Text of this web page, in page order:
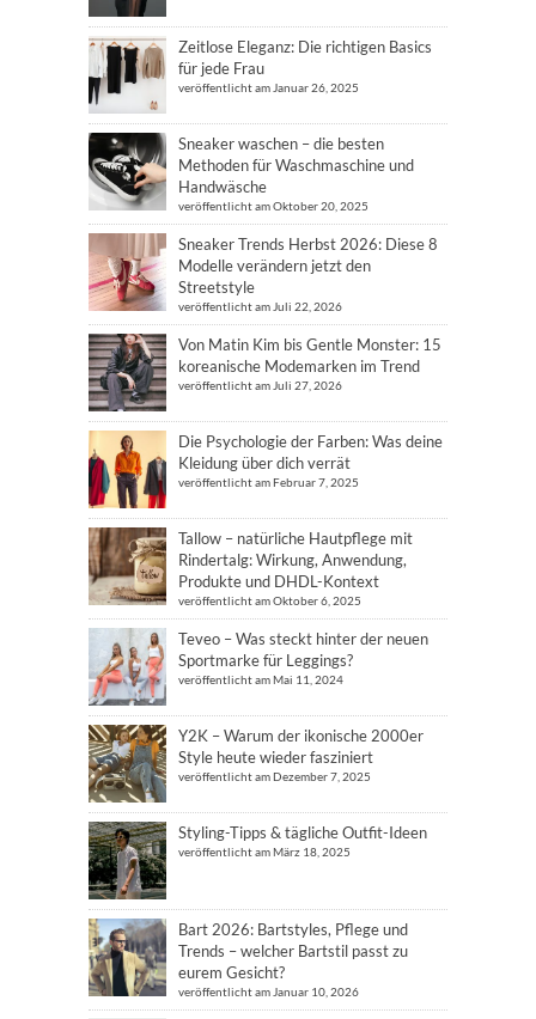
Zeitlose Eleganz: Die richtigen Basics
für jede Frau
veröffentlicht am Januar 26, 2025
Sneaker waschen – die besten
Methoden für Waschmaschine und
Handwäsche
veröffentlicht am Oktober 20, 2025
Sneaker Trends Herbst 2026: Diese 8
Modelle verändern jetzt den
Streetstyle
veröffentlicht am Juli 22, 2026
Von Matin Kim bis Gentle Monster: 15
koreanische Modemarken im Trend
veröffentlicht am Juli 27, 2026
Die Psychologie der Farben: Was deine
Kleidung über dich verrät
veröffentlicht am Februar 7, 2025
Tallow – natürliche Hautpflege mit
Rindertalg: Wirkung, Anwendung,
Produkte und DHDL-Kontext
veröffentlicht am Oktober 6, 2025
Teveo – Was steckt hinter der neuen
Sportmarke für Leggings?
veröffentlicht am Mai 11, 2024
Y2K – Warum der ikonische 2000er
Style heute wieder fasziniert
veröffentlicht am Dezember 7, 2025
Styling-Tipps & tägliche Outfit-Ideen
veröffentlicht am März 18, 2025
Bart 2026: Bartstyles, Pflege und
Trends – welcher Bartstil passt zu
eurem Gesicht?
veröffentlicht am Januar 10, 2026